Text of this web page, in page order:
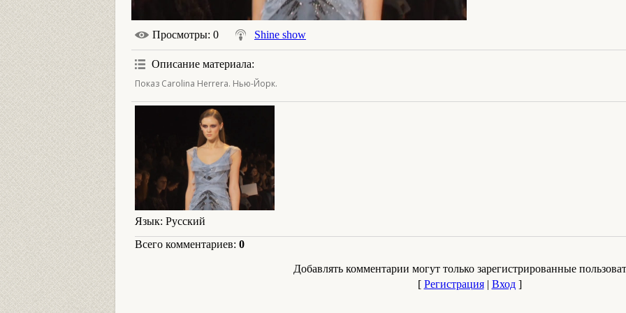
Просмотры: 0 Shine show
Описание материала:
Показ Carolina Herrera. Нью-Йорк.
Язык: Русский
Всего комментариев: 0
Добавлять комментарии могут только зарегистрированные
[ Регистрация| Вход]